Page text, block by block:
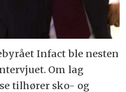
Infact ble nesten
Om lag
tilhører sko- og